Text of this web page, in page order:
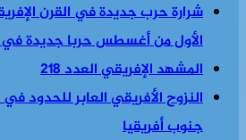
شرارة حرب جديدة في القرن
الأول من أغسطس حربا جديدة في
المشهد الإفريقي العدد 218
جنوب أفريقيا